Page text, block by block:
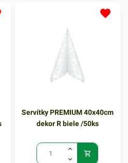
Servítky PREMIUM 40x40cm
dekor R biele /50ks